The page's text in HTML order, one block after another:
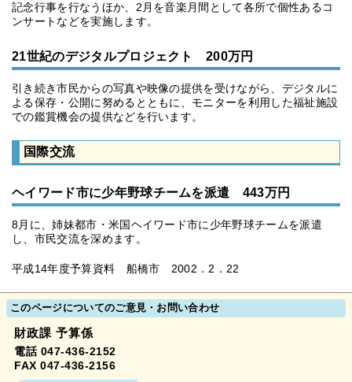
記念行事を行なうほか、2月を音楽月間として各所で個性あるコ
ンサートなどを実施します。
21世紀のデジタルプロジェクト 200万円
引き続き市民からの写真や映像の提供を受けながら、デジタルに
よる保存・公開に努めるとともに、モニターを利用した福祉施設
での鑑賞機会の提供などを行います。
国際交流
ヘイワード市に少年野球チームを派遣 443万円
8月に、姉妹都市・米国ヘイワード市に少年野球チームを派遣
し、市民交流を深めます。
平成14年度予算資料 船橋市 2002．2．22
このページについてのご意見・お問い合わせ
財政課 予算係
電話 047-436-2152
FAX 047-436-2156